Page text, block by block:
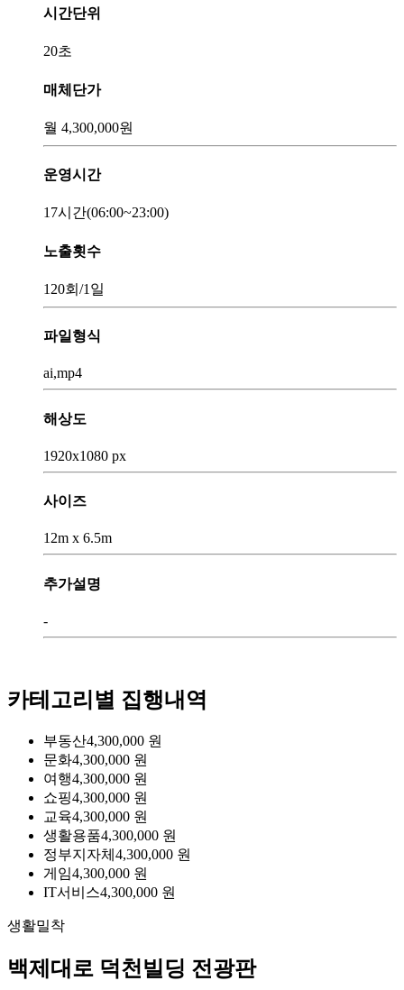
시간단위
20초
매체단가
월 4,300,000원
운영시간
17시간(06:00~23:00)
노출횟수
120회 /1일
파일형식
ai,mp4
해상도
1920x1080 px
사이즈
12m x 6.5m
추가설명
-
카테고리별 집행내역
부동산4,300,000 원
문화4,300,000 원
여행4,300,000 원
쇼핑4,300,000 원
교육4,300,000 원
생활용품4,300,000 원
정부지자체 4,300,000 원
게임4,300,000 원
IT서비스4,300,000 원
생활밀착
백제대로 덕천빌딩 전광판